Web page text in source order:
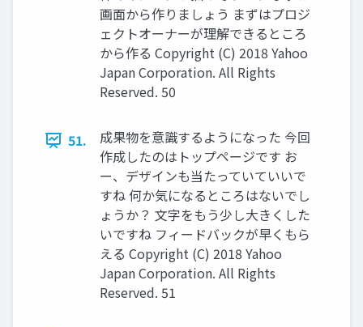
画面から作りましょう まずはプロジ
ェクトオーナーが理解できるところ
から作る Copyright (C) 2018 Yahoo
Japan Corporation. All Rights
Reserved. 50
51.
成果物を意識するようになった 今回
作成したのはトップページです お
ー、デザインも当たっていていいで
すね 何か気になるところはないでし
ょうか？ 文字をもう少し大きくした
いですね フィードバックが早くもら
える Copyright (C) 2018 Yahoo
Japan Corporation. All Rights
Reserved. 51